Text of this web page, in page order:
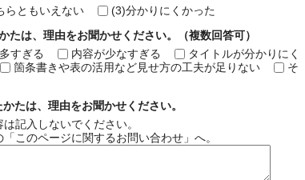
らともいえない (3)分かりにくかった
は、理由をお聞かせください。（複数回答可）
すぎる 内容が少なすぎる
タイトルが分かりにく
箇条書きや表の活用など見せ方の工夫が足りない
そ
たは、理由をお聞かせください。
記入しないでください。
このページに関するお問い合わせ」へ。